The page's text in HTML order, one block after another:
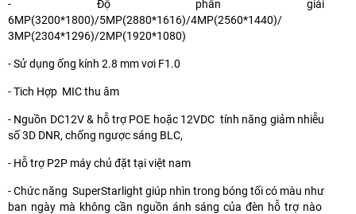
- Độ phân giải
6MP(3200*1800)/5MP(2880*1616)/4MP(2560*1440)/
3MP(2304*1296)/2MP(1920*1080)
- Sử dụng ống kính 2.8 mm vơi F1.0
- Tich Hợp MIC thu âm
- Nguồn DC12V & hỗ trợ POE hoặc 12VDC tính năng giảm nhiễu
số 3D DNR, chống ngược sáng BLC,
- Hỗ trợ P2P máy chủ đặt tại việt nam
- Chức năng SuperStarlight giúp nhìn trong bóng tối có màu như
ban ngày mà không cần nguồn ánh sáng của đèn hỗ trợ nào